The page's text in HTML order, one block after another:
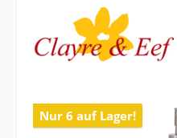
Nur 6 auf Lager!